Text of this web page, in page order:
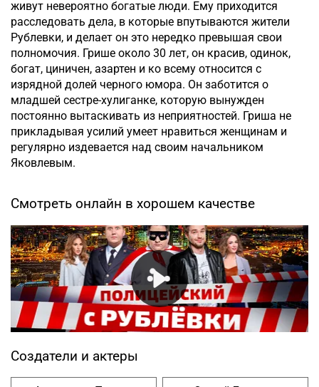
живут невероятно богатые люди. Ему приходится
расследовать дела, в которые впутываются жители
Рублевки, и делает он это нередко превышая свои
полномочия. Грише около 30 лет, он красив, одинок,
богат, циничен, азартен и ко всему относится с
изрядной долей черного юмора. Он заботится о
младшей сестре-хулиганке, которую вынужден
постоянно вытаскивать из неприятностей. Гриша не
прикладывая усилий умеет нравиться женщинам и
регулярно издевается над своим начальником
Яковлевым.
Смотреть онлайн в хорошем качестве
Создатели и актеры